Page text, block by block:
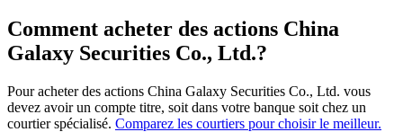
Comment acheter des actions China
Galaxy Securities Co., Ltd.?
Pour acheter des actions China Galaxy Securities Co., Ltd. vous
devez avoir un compte titre, soit dans votre banque soit chez un
courtier spécialisé. Comparez les courtiers pour choisir le meilleur.